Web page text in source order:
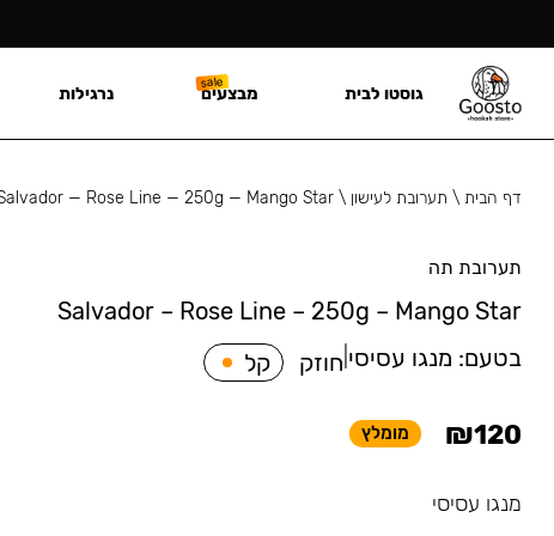
דף הבית\ תערובת לעישון \
— Rose Line — 250g — Mango Star
תערובת תה
Salvador – Rose Line – 250g – Mango Star
בטעם: מנגו עסיסי חוזק קל
₪120 מומלץ
מנגו עסיסי
גוסטו לבית מבצעים נרגילות